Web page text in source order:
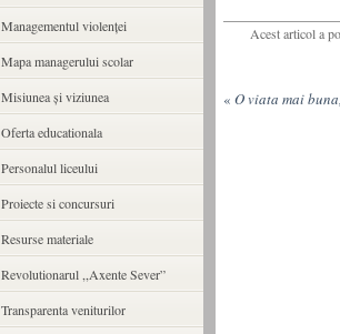
Acest articol a
« O viata mai
Managementul violenței
Mapa managerului scolar
Misiunea şi viziunea
Oferta educationala
Personalul liceului
Proiecte si concursuri
Resurse materiale
Revolutionarul ,,Axente Sever”
Transparenta veniturilor